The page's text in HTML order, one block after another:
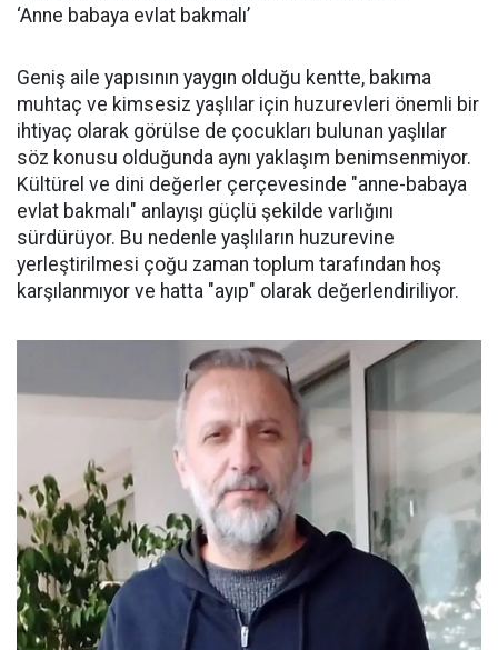
‘Anne babaya evlat bakmalı’
Geniş aile yapısının yaygın olduğu kentte, bakıma
muhtaç ve kimsesiz yaşlılar için huzurevleri önemli bir
ihtiyaç olarak görülse de çocukları bulunan yaşlılar
söz konusu olduğunda aynı yaklaşım benimsenmiyor.
Kültürel ve dini değerler çerçevesinde "anne-babaya
evlat bakmalı" anlayışı güçlü şekilde varlığını
sürdürüyor. Bu nedenle yaşlıların huzurevine
yerleştirilmesi çoğu zaman toplum tarafından hoş
karşılanmıyor ve hatta "ayıp" olarak değerlendiriliyor.